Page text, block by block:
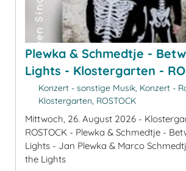
Plewka & Schmedtje -
Lights - Klostergarten -
Konzert - sonstige Musik, Konzert -
Klostergarten, ROSTOCK
Mittwoch, 26. August 2026 -
ROSTOCK - Plewka & Schmedtje -
Lights - Jan Plewka & Marco
the Lights